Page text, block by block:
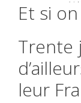
Et si
Trente
leur